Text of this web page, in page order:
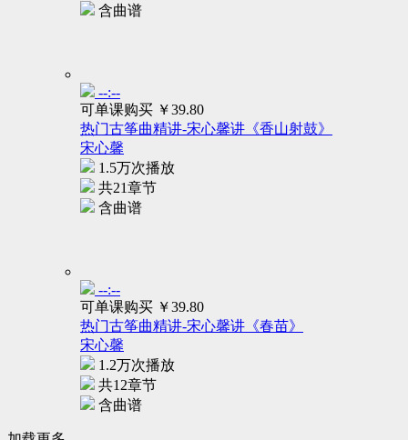
含曲谱
--:--
可单课购买 ￥39.80
热门古筝曲精讲-宋心馨讲《香山射鼓》
宋心馨
1.5万次播放
共21章节
含曲谱
--:--
可单课购买 ￥39.80
热门古筝曲精讲-宋心馨讲《春苗》
宋心馨
1.2万次播放
共12章节
含曲谱